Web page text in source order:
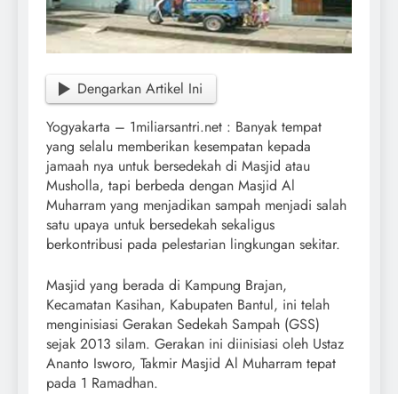
Dengarkan Artikel Ini
Yogyakarta – 1miliarsantri.net : Banyak tempat
yang selalu memberikan kesempatan kepada
jamaah nya untuk bersedekah di Masjid atau
Musholla, tapi berbeda dengan Masjid Al
Muharram yang menjadikan sampah menjadi salah
satu upaya untuk bersedekah sekaligus
berkontribusi pada pelestarian lingkungan sekitar.
Masjid yang berada di Kampung Brajan,
Kecamatan Kasihan, Kabupaten Bantul, ini telah
menginisiasi Gerakan Sedekah Sampah (GSS)
sejak 2013 silam. Gerakan ini diinisiasi oleh Ustaz
Ananto Isworo, Takmir Masjid Al Muharram tepat
pada 1 Ramadhan.